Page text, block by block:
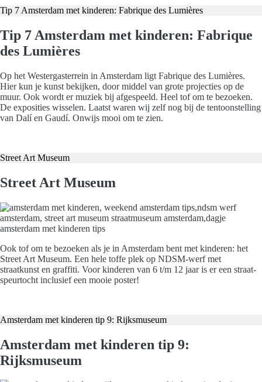
Tip 7 Amsterdam met kinderen: Fabrique des Lumières
Tip 7 Amsterdam met kinderen: Fabrique
des Lumières
Op het Westergasterrein in Amsterdam ligt Fabrique des Lumières.
Hier kun je kunst bekijken, door middel van grote projecties op de
muur. Ook wordt er muziek bij afgespeeld. Heel tof om te bezoeken.
De exposities wisselen. Laatst waren wij zelf nog bij de tentoonstelling
van Dalí en Gaudí. Onwijs mooi om te zien.
Street Art Museum
Street Art Museum
Ook tof om te bezoeken als je in Amsterdam bent met kinderen: het
Street Art Museum. Een hele toffe plek op NDSM-werf met
straatkunst en graffiti. Voor kinderen van 6 t/m 12 jaar is er een straat-
speurtocht inclusief een mooie poster!
Amsterdam met kinderen tip 9: Rijksmuseum
Amsterdam met kinderen tip 9:
Rijksmuseum